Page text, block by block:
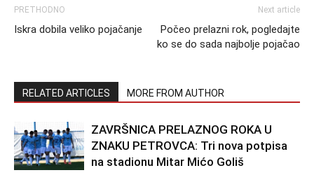
PRETHODNO
Iskra dobila veliko pojačanje
Next article
Počeo prelazni rok, pogledajte
ko se do sada najbolje pojačao
RELATED ARTICLES MORE FROM AUTHOR
ZAVRŠNICA PRELAZNOG ROKA U
ZNAKU PETROVCA: Tri nova potpisa
na stadionu Mitar Mićo Goliš